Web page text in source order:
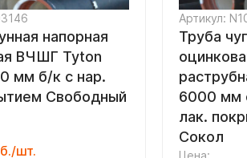
напорная
ВЧШГ Tyton
мм б/к с нар.
Свободный
шт.
Артикул:
Труба
6000 мм
лак.
Сокол
Цена: